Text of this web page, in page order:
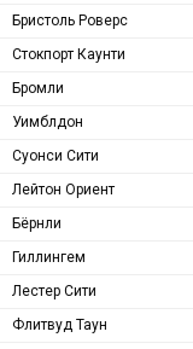
Бристоль Роверс
Стокпорт Каунти
Бромли
Уимблдон
Суонси Сити
Лейтон Ориент
Бёрнли
Гиллингем
Лестер Сити
Флитвуд Таун